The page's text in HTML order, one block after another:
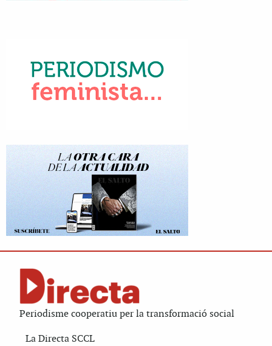
Periodisme cooperatiu per la transformació social
La Directa SCCL